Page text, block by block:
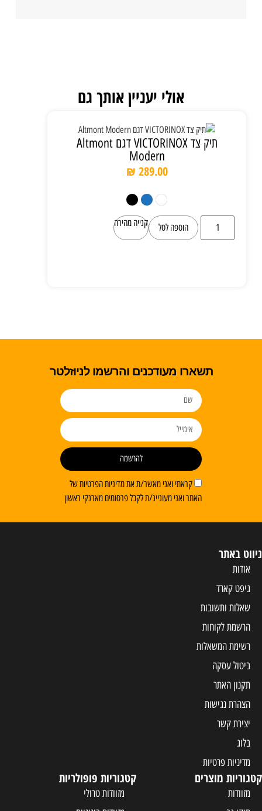
אולי יעניין אותך גם
תיק צד VICTORINOX דגם Altmont
Modern
₪ 289.00
הוספה לסל קנייה מהירה
תשארו מעודכנים והרשמו לניוזלטר
קראתי ואני מאשר/ת את מדיניות הפרטיות של
האתר ואני מעוניינ/ת לקבל פרסומים מארנקי ראשון
להרשמה
ניווט באתר
אודות
גיפט קארד
שאלות ותשובות
הרשמת לקוחות
רשימת המשאלות
ביטול עסקה
תקנון האתר
הצהרת נגישות
יצירת קשר
בלוג
מדיניות פרטיות
קטגוריות מוצרים
מזוודות
קטגוריות פופולריות
מזוודות טרולי